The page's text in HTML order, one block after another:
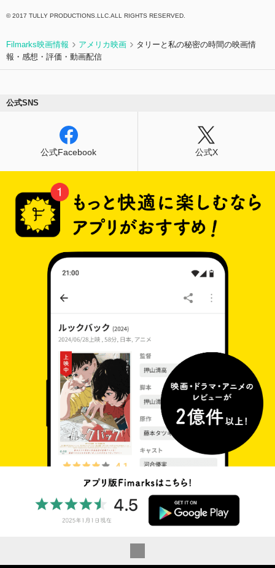
© 2017 TULLY PRODUCTIONS.LLC.ALL RIGHTS RESERVED.
Filmarks映画情報 アメリカ映画
タリーと私の秘密の時間の映画情
報・感想・評価・動画配信
公式SNS
公式Facebook 公式X